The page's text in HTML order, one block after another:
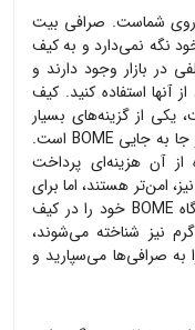
روی شماست. صرافی بیت
نگه نمی‌دارد و به کیف
در بازار وجود دارند و
آنها استفاده کنید. کیف
یکی از گزینه‌های بسیار
جا به جایی BOME است.
آن هزینه‌ای پرداخت
امن‌تر هستند، اما برای
BOME خود را در کیف
نیز شناخته می‌شوند،
به صرافی‌ها می‌سپارید و